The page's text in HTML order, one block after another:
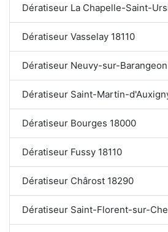
Dératiseur La Chapelle-Saint-
Dératiseur Vasselay 18110
Dératiseur Neuvy-sur-
Dératiseur Saint-Martin-
Dératiseur Bourges 18000
Dératiseur Fussy 18110
Dératiseur Chârost 18290
Dératiseur Saint-Florent-sur-